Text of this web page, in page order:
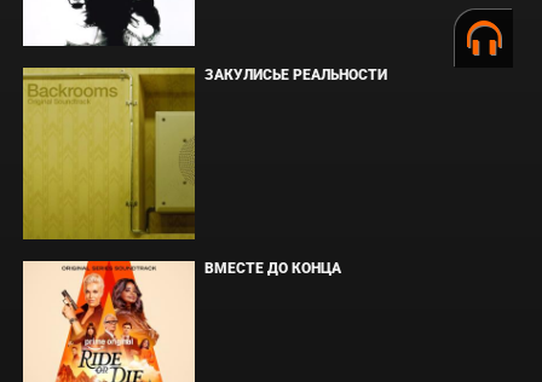
ЗАКУЛИСЬЕ РЕАЛЬНОСТИ
ВМЕСТЕ ДО КОНЦА